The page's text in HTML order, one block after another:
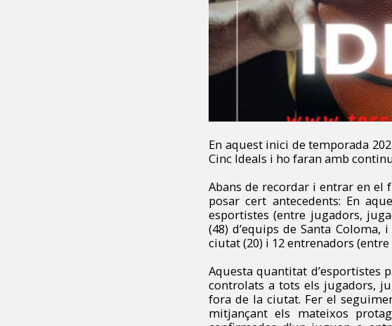
En aquest inici de temporada
Cinc Ideals i ho faran amb
Abans de recordar i entrar en el
posar cert antecedents: En
esportistes (entre jugadors,
(48) d’equips de Santa
ciutat (20) i 12 entrenadors
Aquesta quantitat
controlats a tots els jugadors,
fora de la ciutat. Fer el
mitjançant els mateixos